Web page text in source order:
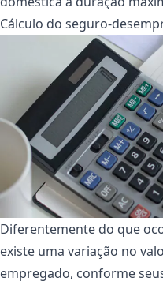
Cálculo do seguro-
Diferentemente do que
existe uma variação no
empregado, conforme